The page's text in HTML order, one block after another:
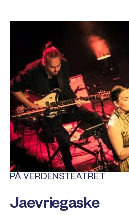
PÅ VERDENSTEATRET
Jaevriegaske